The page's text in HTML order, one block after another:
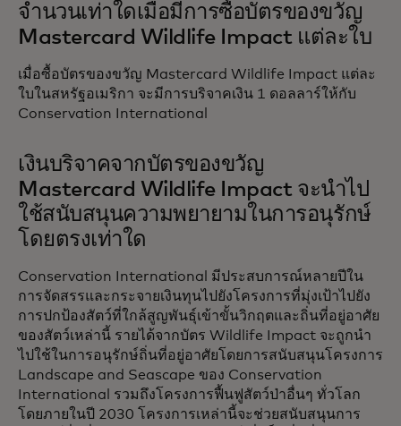
จำนวนเท่าใดเมื่อมีการซื้อบัตรของขวัญ
Mastercard Wildlife Impact แต่ละใบ‎‎
เมื่อซื้อบัตรของขวัญ Mastercard Wildlife Impact แต่ละ
ใบในสหรัฐอเมริกา จะมีการบริจาคเงิน 1 ดอลลาร์ให้กับ
Conservation International
เงินบริจาคจากบัตรของขวัญ
Mastercard Wildlife Impact จะนําไป
ใช้สนับสนุนความพยายามในการอนุรักษ์
โดยตรงเท่าใด‎‎
Conservation International มีประสบการณ์หลายปีใน
การจัดสรรและกระจายเงินทุนไปยังโครงการที่มุ่งเป้าไปยัง
การปกป้องสัตว์ที่ใกล้สูญพันธุ์เข้าขั้นวิกฤตและถิ่นที่อยู่อาศัย
ของสัตว์เหล่านี้ รายได้จากบัตร Wildlife Impact จะถูกนำ
ไปใช้ในการอนุรักษ์ถิ่นที่อยู่อาศัยโดยการสนับสนุนโครงการ
Landscape and Seascape ของ Conservation
International รวมถึงโครงการฟื้นฟูสัตว์ป่าอื่นๆ ทั่วโลก
โดยภายในปี 2030 โครงการเหล่านี้จะช่วยสนับสนุนการ